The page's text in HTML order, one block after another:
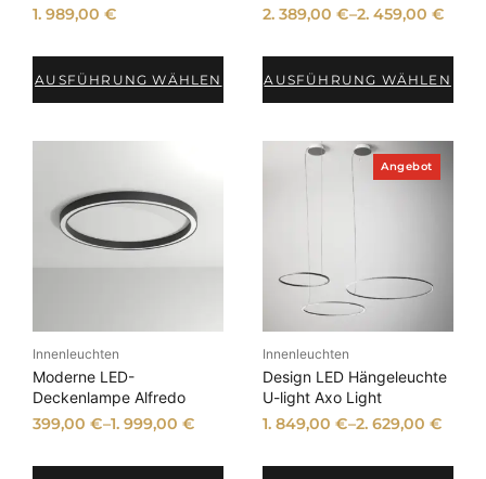
r
i
e
r
1. 989,00€
AUSFÜHRUNG WÄHLEN
2. 389,00 €–2. 459,00 €
AUSFÜHRUNG WÄHLEN
Innenleuchten
Moderne LED-
Deckenlampe Alfredo
399,00€–1. 999,00€
AngebotP
r
i
e
t
Innenleuchten
Design LED Hängeleuchte
U-light Axo Light
1. 849,00 €–2. 629,00 €